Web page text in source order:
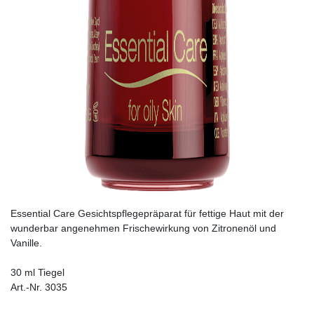
Essential Care Gesichtspflegepräparat für fettige Haut mit der
wunderbar angenehmen Frischewirkung von Zitronenöl und
Vanille.
30 ml Tiegel
Art.-Nr. 3035